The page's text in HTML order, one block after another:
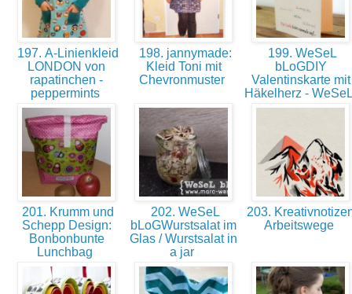
197. A-Linienkleid
LONDON von
rapatinchen -
peppermints
198. jannymade:
Kleid Toni mit
Chevronmuster
199. WeSeL
bLoGDIY
Valentinskarte mit
Häkelherz -
201. Krumm und
Schepp Design:
Bonbonbunte
Lunchbag
202. WeSeL
bLoGWurstsalat im
Glas / Wurstsalat in
a jar
203.
Arbeitswege